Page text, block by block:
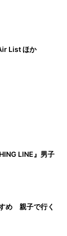
List ほか
LINE』男子
め 親子で行く